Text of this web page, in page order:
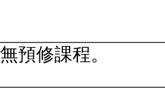
無預修課程。